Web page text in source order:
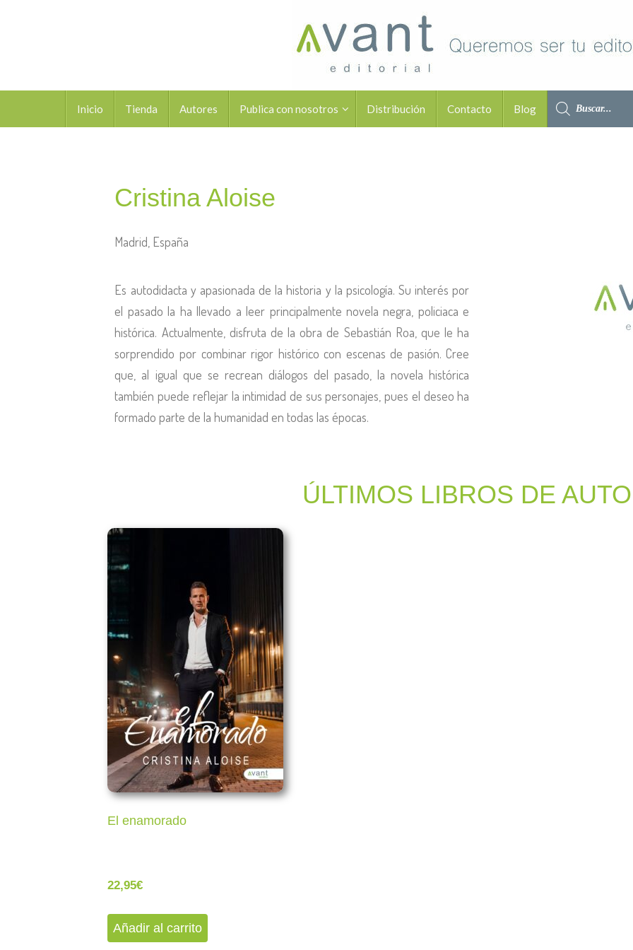
Inicio Tienda Autores Publica con nosotros Distribución Contacto Blog
Cristina Aloise
Madrid, España
Es autodidacta y apasionada de la historia y la psicología. Su interés por
el pasado la ha llevado a leer principalmente novela negra, policiaca e
histórica. Actualmente, disfruta de la obra de Sebastián Roa, que le ha
sorprendido por combinar rigor histórico con escenas de pasión. Cree
que, al igual que se recrean diálogos del pasado, la novela histórica
también puede reflejar la intimidad de sus personajes, pues el deseo ha
formado parte de la humanidad en todas las épocas.
ÚLTIMOS LIBROS DE
El enamorado
22,95€
Añadir al carrito